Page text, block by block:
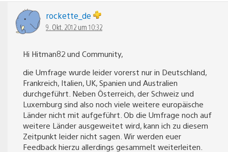
rockette_de
9. Okt. 2012 um 10:32
Hi Hitman82 und Community,
die Umfrage wurde leider vorerst nur in Deutschland,
Frankreich, Italien, UK, Spanien und Australien
durchgeführt. Neben Österreich, der Schweiz und
Luxemburg sind also noch viele weitere europäische
Länder nicht mit aufgeführt. Ob die Umfrage noch auf
weitere Länder ausgeweitet wird, kann ich zu diesem
Zeitpunkt leider nicht sagen. Wir werden euer
Feedback hierzu allerdings gesammelt weiterleiten.